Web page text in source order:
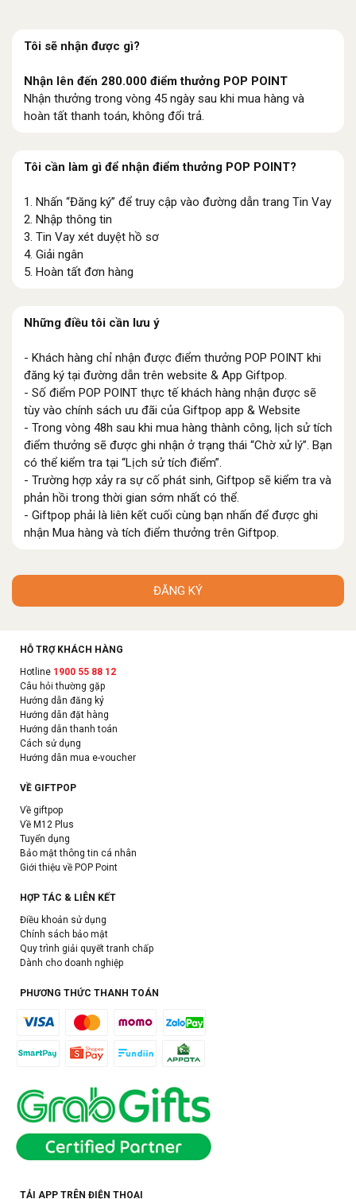
Tôi sẽ nhận được gì?
Nhận lên đến 280.000 điểm thưởng POP POINT
Nhận thưởng trong vòng 45 ngày sau khi mua hàng và
hoàn tất thanh toán, không đổi trả.
Tôi cần làm gì để nhận điểm thưởng POP POINT?
1. Nhấn “Đăng ký” để truy cập vào đường dẫn trang Tin Vay
2. Nhập thông tin
3. Tin Vay xét duyệt hồ sơ
4. Giải ngân
5. Hoàn tất đơn hàng
Những điều tôi cần lưu ý
- Khách hàng chỉ nhận được điểm thưởng POP POINT khi
đăng ký tại đường dẫn trên website & App Giftpop.
- Số điểm POP POINT thực tế khách hàng nhận được sẽ
tùy vào chính sách ưu đãi của Giftpop app & Website
- Trong vòng 48h sau khi mua hàng thành công, lịch sử tích
điểm thưởng sẽ được ghi nhận ở trạng thái “Chờ xử lý”. Bạn
có thể kiểm tra tại “Lịch sử tích điểm”.
- Trường hợp xảy ra sự cố phát sinh, Giftpop sẽ kiểm tra và
phản hồi trong thời gian sớm nhất có thể.
- Giftpop phải là liên kết cuối cùng bạn nhấn để được ghi
nhận Mua hàng và tích điểm thưởng trên Giftpop.
ĐĂNG KÝ
HỖ TRỢ KHÁCH HÀNG
Hotline 1900 55 88 12
Câu hỏi thường gặp
Hướng dẫn đăng ký
Hướng dẫn đặt hàng
Hướng dẫn thanh toán
Cách sử dụng
Hướng dẫn mua e-voucher
VỀ GIFTPOP
Về giftpop
Về M12 Plus
Tuyển dụng
Bảo mật thông tin cá nhân
Giới thiệu về POP Point
HỢP TÁC & LIÊN KẾT
Điều khoản sử dụng
Chính sách bảo mật
Quy trình giải quyết tranh chấp
Dành cho doanh nghiệp
PHƯƠNG THỨC THANH TOÁN
TẢI APP TRÊN ĐIỆN THOẠI